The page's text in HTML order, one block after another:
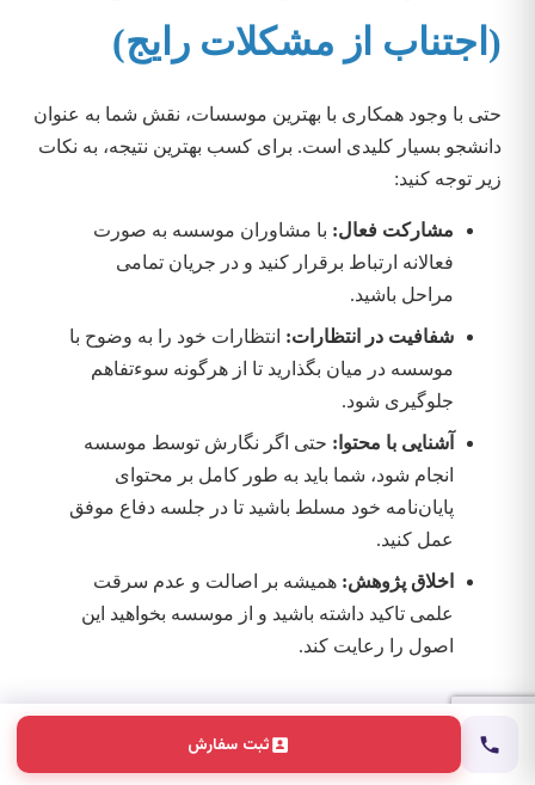
ثبت سفارش
(اجتناب از مشکلات رایج)
حتی با وجود همکاری با بهترین موسسات، نقش شما به عنوان
دانشجو بسیار کلیدی است. برای کسب بهترین نتیجه، به نکات
زیر توجه کنید:
مشارکت فعال: با مشاوران موسسه به صورت
فعالانه ارتباط برقرار کنید و در جریان تمامی
مراحل باشید.
شفافیت در انتظارات: انتظارات خود را به وضوح با
موسسه در میان بگذارید تا از هرگونه سوءتفاهم
جلوگیری شود.
آشنایی با محتوا: حتی اگر نگارش توسط موسسه
انجام شود، شما باید به طور کامل بر محتوای
پایان‌نامه خود مسلط باشید تا در جلسه دفاع موفق
عمل کنید.
اخلاق پژوهش: همیشه بر اصالت و عدم سرقت
علمی تاکید داشته باشید و از موسسه بخواهید این
اصول را رعایت کند.
انتخابموسسه مناسببرای نگارش پایان‌نامه